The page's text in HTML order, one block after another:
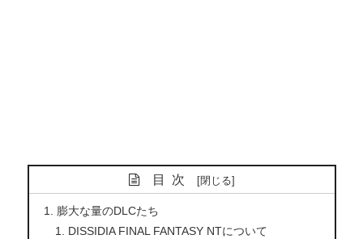
目次
膨大な量のDLCたち
DISSIDIA FINAL FANTASY NTについて